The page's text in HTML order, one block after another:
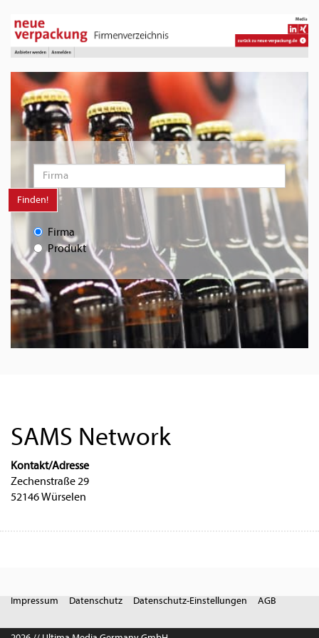
Finden!
Firma
Produkt
SAMS Network
Kontakt/Adresse
Zechenstraße 29
52146 Würselen
Impressum Datenschutz Datenschutz-Einstellungen AGB